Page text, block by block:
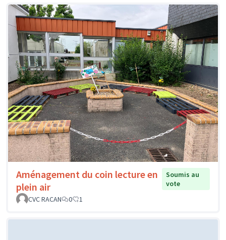
Aménagement du coin lecture en
plein air
Soumis au
vote
CVC RACAN
0 1